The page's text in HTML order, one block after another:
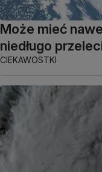
Może mieć
niedługo
CIEKAWOSTKI